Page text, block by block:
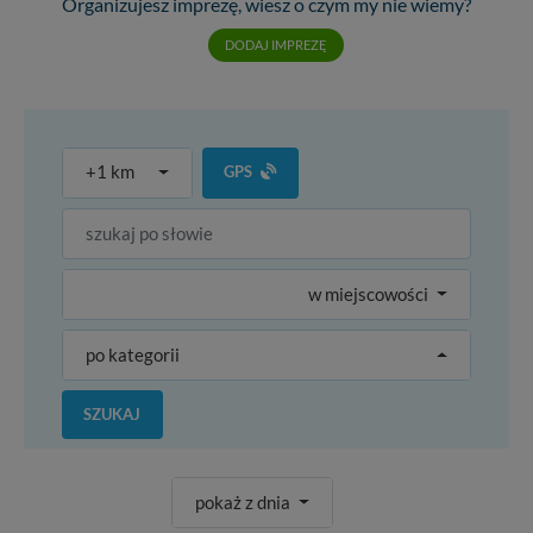
Organizujesz imprezę, wiesz o czym my nie wiemy?
DODAJ IMPREZĘ
+1 km GPS
w miejscowości
po kategorii
SZUKAJ
pokaż z dnia